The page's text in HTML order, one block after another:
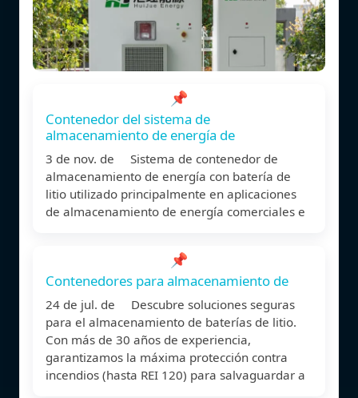
📌
Contenedor del sistema de
almacenamiento de energía de
3 de nov. de Sistema de contenedor de
almacenamiento de energía con batería de
litio utilizado principalmente en aplicaciones
de almacenamiento de energía comerciales e
📌
Contenedores para almacenamiento de
24 de jul. de Descubre soluciones seguras
para el almacenamiento de baterías de litio.
Con más de 30 años de experiencia,
garantizamos la máxima protección contra
incendios (hasta REI 120) para salvaguardar a